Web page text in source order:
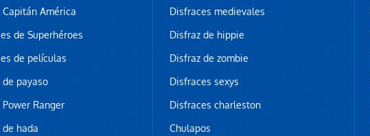
América
de Superhéroes
de películas
payaso
Ranger
hada
Disfraces medievales
Disfraz de hippie
Disfraz de zombie
Disfraces sexys
Disfraces charleston
Chulapos